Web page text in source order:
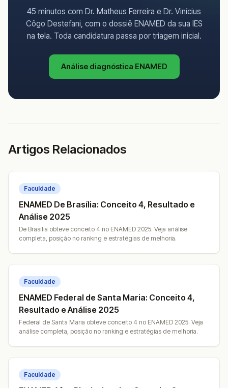
45 minutos com Dr. Matheus Ferreira e Dr. Vinícius
Côgo Destefani, com o dossiê ENAMED da sua IES
na tela. Toda candidatura passa por triagem inicial.
Análise diagnóstica ENAMED
Artigos Relacionados
Faculdade
ENAMED De Brasília: Conceito 4, Resultado e
Análise 2025
De Brasília obteve conceito 4 no ENAMED 2025. Veja análise
completa, posição no ranking e estratégias de melhoria.
Faculdade
ENAMED Federal de Santa Maria: Conceito 4,
Resultado e Análise 2025
Federal de Santa Maria obteve conceito 4 no ENAMED 2025. Veja
análise completa, posição no ranking e estratégias de melhoria.
Faculdade